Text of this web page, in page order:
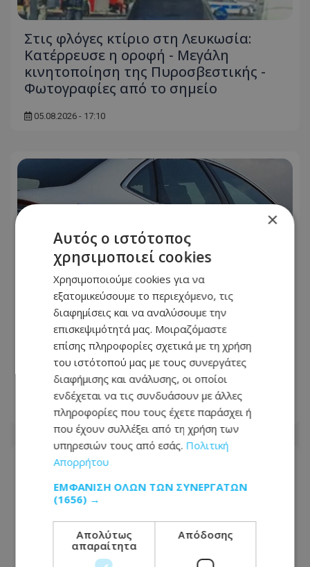
Στις φλόγες κτίριο στη Λευκωσία:
Κατέρρευσε η οροφή - Μεγάλη
κινητοποίηση της Πυροσβεστικής -
Φωτογραφίες από το σημείο
05.08.2026 - 17:10
Προσοχή: Αυτόν ψάχνουν για κλοπή
αυτοκινήτου στη Λεμεσό - Δείτε
φωτογραφία
05.08.2026 - 14:36
×
Αυτός ο ιστότοπος
χρησιμοποιεί cookies
Χρησιμοποιούμε cookies για να
εξατομικεύσουμε το περιεχόμενο, τις
διαφημίσεις και να αναλύσουμε την
επισκεψιμότητά μας. Μοιραζόμαστε
επίσης πληροφορίες σχετικά με τη χρήση
του ιστότοπού μας με τους συνεργάτες
διαφήμισης και ανάλυσης, οι οποίοι
ενδέχεται να τις συνδυάσουν με άλλες
πληροφορίες που τους έχετε παράσχει ή
που έχουν συλλέξει από τη χρήση των
υπηρεσιών τους από εσάς. Πολιτική
Απορρήτου
ΕΜΦΆΝΙΣΗ ΌΛΩΝ ΤΩΝ ΣΥΝΕΡΓΑΤΏΝ
(1656) →
Απολύτως
απαραίτητα
Απόδοσης